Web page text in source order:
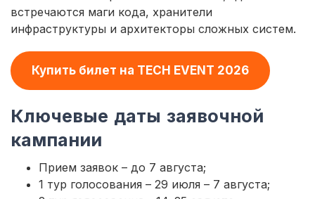
встречаются маги кода, хранители
инфраструктуры и архитекторы сложных систем.
Купить билет на TECH EVENT 2026
Ключевые даты заявочной
кампании
Прием заявок – до 7 августа;
1 тур голосования – 29 июля – 7 августа;